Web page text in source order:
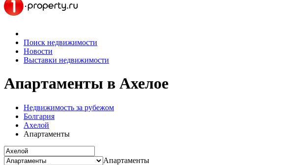
Поиск недвижимости
Новости
Выставки недвижимости
Апартаменты в Ахелое
Недвижимость за рубежом
Болгария
Ахелой
Апартаменты
Апартаменты